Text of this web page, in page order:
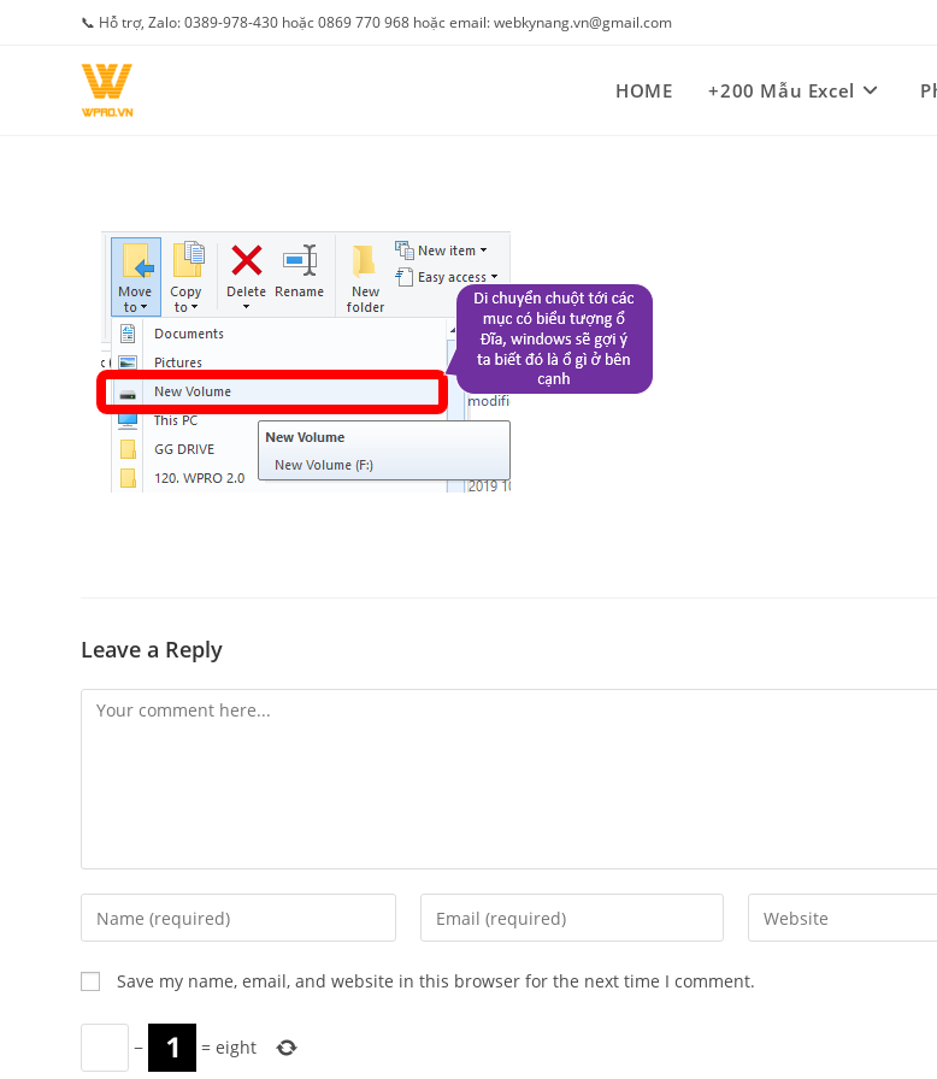
📞 Hỗ trợ, Zalo: 0389-978-430 hoặc 0869 770 968 hoặc email: webkynang.vn@gmail.com
HOME +200 Mẫu Excel
Leave a Reply
Comment
Enter
your
name
or
username
Enter
your
Enter
your
Save my name, email, and website in this browser for the next time I comment.
− =eight